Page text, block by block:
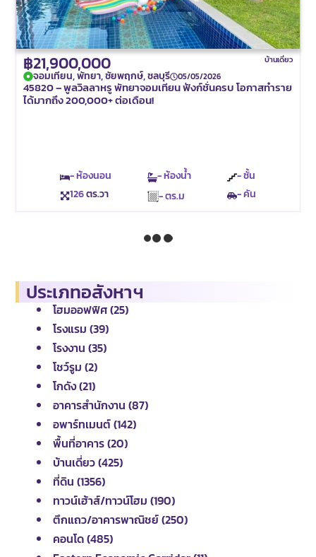
ประเภทอสังหาฯ
โฮมออฟฟิศ (25)
โรงแรม (39)
โรงงาน (35)
โชว์รูม (2)
โกดัง (21)
อาคารสำนักงาน (87)
อพาร์ทเมนต์ (142)
พื้นที่อาคาร (20)
บ้านเดี่ยว (425)
ที่ดิน (1356)
ทาวน์เฮ้าส์/ทาวน์โฮม (190)
ตึกแถว/อาคารพาณิชย์ (250)
คอนโด (485)
฿21,900,000 บ้านเดี่ยว
จอมเทียน, พัทยา, ชัยพฤกษ์, ชลบุรี 05/05/2026
45820 – พูลวิลลาหรู พัทยาจอมเทียน ฟังก์ชั่นครบ โอกาสทำราย
ได้มากถึง 200,000+ ต่อเดือน!
- ห้องนอน - ห้องน้ำ
- ชั้น
126ตร.วา - ตร.ม - คัน